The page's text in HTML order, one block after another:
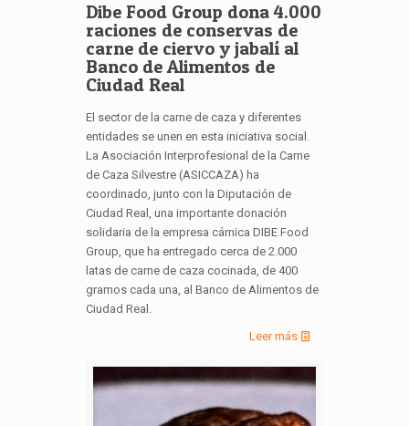
Dibe Food Group dona 4.000
raciones de conservas de
carne de ciervo y jabalí al
Banco de Alimentos de
Ciudad Real
El sector de la carne de caza y diferentes
entidades se unen en esta iniciativa social.
La Asociación Interprofesional de la Carne
de Caza Silvestre (ASICCAZA) ha
coordinado, junto con la Diputación de
Ciudad Real, una importante donación
solidaria de la empresa cárnica DIBE Food
Group, que ha entregado cerca de 2.000
latas de carne de caza cocinada, de 400
gramos cada una, al Banco de Alimentos de
Ciudad Real.
Leer más